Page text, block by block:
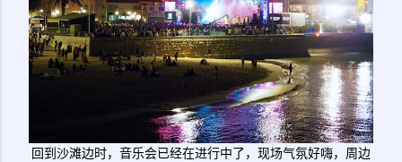
回到沙滩边时，音乐会已经在进行中了，现场气氛好嗨，周边